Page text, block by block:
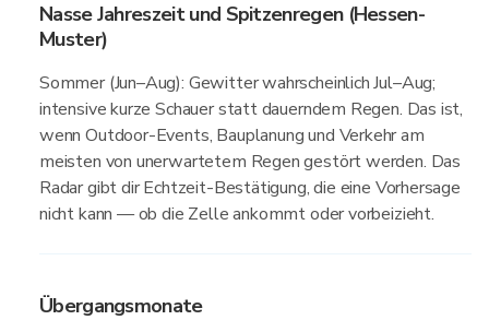
Nasse Jahreszeit und Spitzenregen (Hessen-
Muster)
Sommer (Jun–Aug): Gewitter wahrscheinlich Jul–Aug;
intensive kurze Schauer statt dauerndem Regen. Das ist,
wenn Outdoor-Events, Bauplanung und Verkehr am
meisten von unerwartetem Regen gestört werden. Das
Radar gibt dir Echtzeit-Bestätigung, die eine Vorhersage
nicht kann — ob die Zelle ankommt oder vorbeizieht.
Übergangsmonate